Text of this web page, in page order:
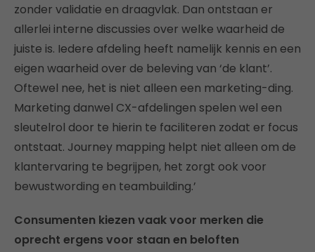
zonder validatie en draagvlak. Dan ontstaan er
allerlei interne discussies over welke waarheid de
juiste is. Iedere afdeling heeft namelijk kennis en een
eigen waarheid over de beleving van ‘de klant’.
Oftewel nee, het is niet alleen een marketing-ding.
Marketing danwel CX-afdelingen spelen wel een
sleutelrol door te hierin te faciliteren zodat er focus
ontstaat. Journey mapping helpt niet alleen om de
klantervaring te begrijpen, het zorgt ook voor
bewustwording en teambuilding.’
Consumenten kiezen vaak voor merken die
oprecht ergens voor staan en beloften